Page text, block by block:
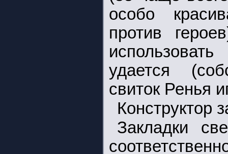
особо
против
удается
свиток Ренья
Конструктор
Закладки